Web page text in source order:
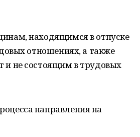
находящимся в отпуске
отношениях, а также
и не состоящим в трудовых
направления на